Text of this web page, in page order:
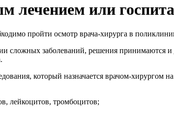
лечением или
пройти осмотр врача-хирурга в
заболеваний, решения принимаются
который назначается врачом-хирургом
лейкоцитов, тромбоцитов;